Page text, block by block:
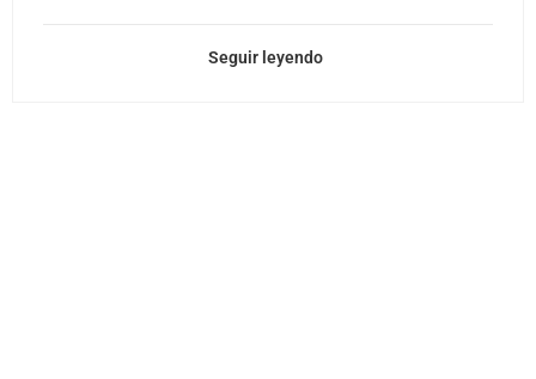
Seguir leyendo